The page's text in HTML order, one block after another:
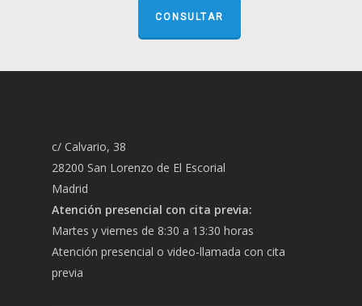
CONSULTAR
c/ Calvario, 38
28200 San Lorenzo de El Escorial
Madrid
Atención presencial con cita previa:
Martes y viernes de 8:30 a 13:30 horas
Atención presencial o video-llamada con cita
previa